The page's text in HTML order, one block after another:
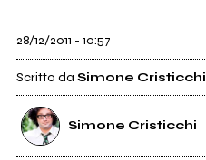
28/12/2011 - 10:57
Scritto da Simone Cristicchi
Simone Cristicchi